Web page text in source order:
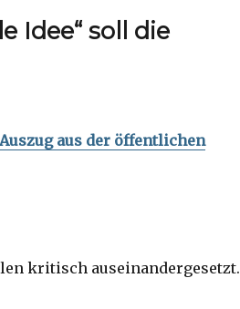
Idee“ soll die
Auszug aus der öffentlichen
kritisch auseinandergesetzt.